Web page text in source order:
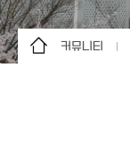
커뮤니티